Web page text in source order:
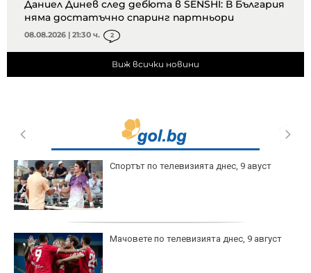
Даниел Динев след дебюта в SENSHI: В България
няма достатъчно спаринг партньори
08.08.2026 | 21:30 ч. 2
Виж всички новини
Спортът по телевизията днес, 9 авуст
Мачовете по телевизията днес, 9 август